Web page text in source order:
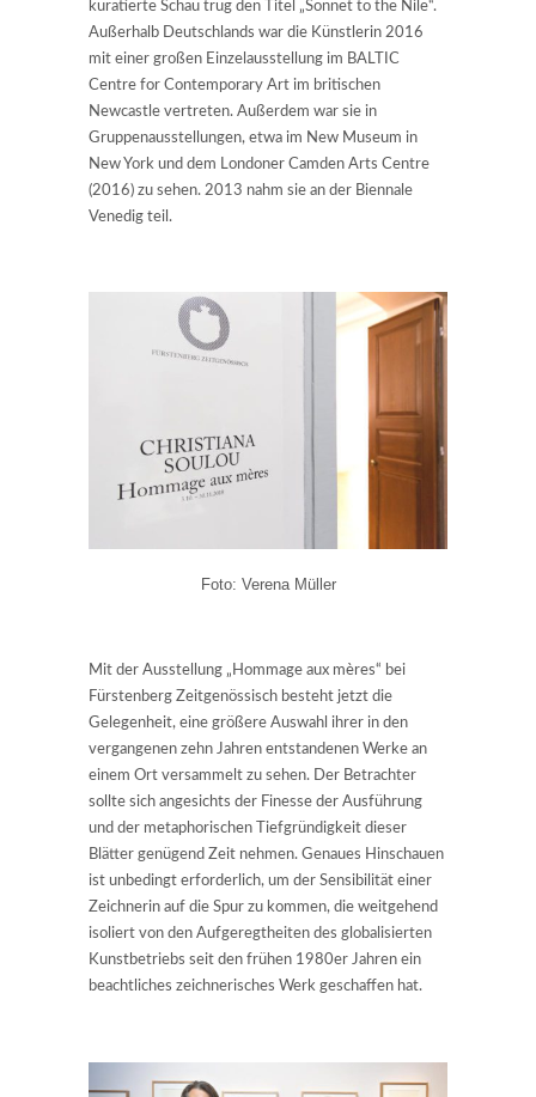
kuratierte Schau trug den Titel „Sonnet to the Nile“.
Außerhalb Deutschlands war die Künstlerin 2016
mit einer großen Einzelausstellung im BALTIC
Centre for Contemporary Art im britischen
Newcastle vertreten. Außerdem war sie in
Gruppenausstellungen, etwa im New Museum in
New York und dem Londoner Camden Arts Centre
(2016) zu sehen. 2013 nahm sie an der Biennale
Venedig teil.
Foto: Verena Müller
Mit der Ausstellung „Hommage aux mères“ bei
Fürstenberg Zeitgenössisch besteht jetzt die
Gelegenheit, eine größere Auswahl ihrer in den
vergangenen zehn Jahren entstandenen Werke an
einem Ort versammelt zu sehen. Der Betrachter
sollte sich angesichts der Finesse der Ausführung
und der metaphorischen Tiefgründigkeit dieser
Blätter genügend Zeit nehmen. Genaues Hinschauen
ist unbedingt erforderlich, um der Sensibilität einer
Zeichnerin auf die Spur zu kommen, die weitgehend
isoliert von den Aufgeregtheiten des globalisierten
Kunstbetriebs seit den frühen 1980er Jahren ein
beachtliches zeichnerisches Werk geschaffen hat.